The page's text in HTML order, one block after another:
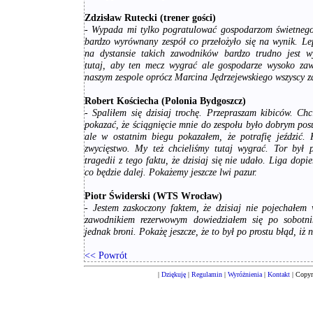
Zdzisław Rutecki (trener gości)
- Wypada mi tylko pogratulować gospodarzom
bardzo wyrównany zespół co przełożyło się na wynik.
na dystansie takich zawodników bardzo trudno jest
tutaj, aby ten mecz wygrać ale gospodarze wysoko
naszym zespole oprócz Marcina Jędrzejewskiego wszyscy
Robert Kościecha (Polonia Bydgoszcz)
- Spaliłem się dzisiaj trochę. Przepraszam kibiców.
pokazać, że ściągnięcie mnie do zespołu było dobrym
ale w ostatnim biegu pokazałem, że potrafię jeździć.
zwycięstwo. My też chcieliśmy tutaj wygrać. Tor był
tragedii z tego faktu, że dzisiaj się nie udało. Liga
co będzie dalej. Pokażemy jeszcze lwi pazur.
Piotr Świderski (WTS Wrocław)
- Jestem zaskoczony faktem, że dzisiaj nie
zawodnikiem rezerwowym dowiedziałem się po
jednak broni. Pokażę jeszcze, że to był po prostu błąd, iż
<< Powrót
| Dziękuję| Regulamin| Wyróżnienia| Kontakt|